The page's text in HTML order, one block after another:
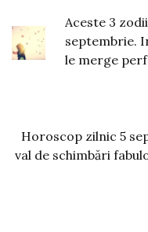
Aceste 3
septembrie.
le merge
Horoscop zilnic 5
val de schimbări